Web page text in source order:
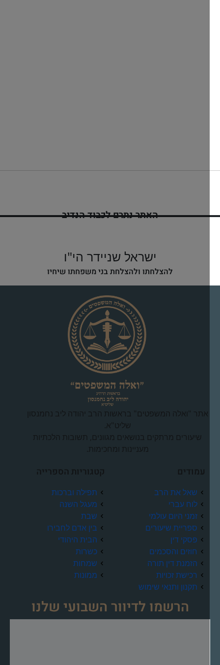
האתר נתרם לכבוד הנדיב
ישראל שניידר הי"ו
להצלחתו ולהצלחת בני משפחתו שיחיו
אתר "ואלה המשפטים" בראשות הרב יהודה ליב נחמנסון
שליט"א.
שיעורים מרתקים בנושאים מגוונים, תשובות הלכתיות
מעניינות ומחכימות.
עמודים
שאל את הרב
לוח עברי
זמני היום עולמי
ספריית שיעורים
פסקי דין
חוזים והסכמים
הזמנת דין תורה
רכישת זכויות
תקנון ותנאי שימוש
קטגוריות הספרייה
תפילה וברכות
מעגל השנה
שבת
בין אדם לחבירו
הבית היהודי
כשרות
שמחות
ממונות
הרשמו לדיוור השבועי שלנו